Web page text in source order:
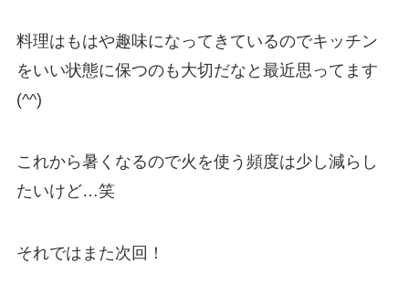
料理はもはや趣味になってきているのでキッチン
をいい状態に保つのも大切だなと最近思ってます
(^^)
これから暑くなるので火を使う頻度は少し減らし
たいけど…笑
それではまた次回！